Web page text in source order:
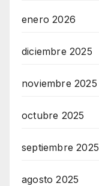
enero 2026
diciembre 2025
noviembre 2025
octubre 2025
septiembre 2025
agosto 2025